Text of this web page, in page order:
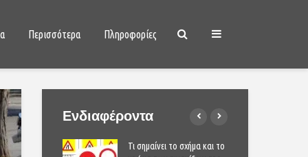
Περισσότερα Πληροφορίες
Ενδιαφέροντα
ποδήλατο
Τι σημαίνει το σχήμα και το